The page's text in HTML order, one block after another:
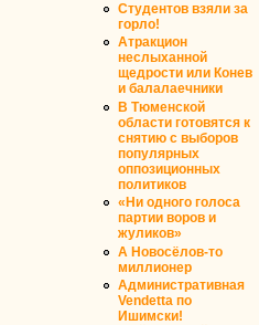
Студентов взяли за
горло!
Атракцион
неслыханной
щедрости или Конев
и балалаечники
В Тюменской
области готовятся к
снятию с выборов
популярных
оппозиционных
политиков
«Ни одного голоса
партии воров и
жуликов»
А Новосёлов-то
миллионер
Административная
Vendetta по
Ишимски!